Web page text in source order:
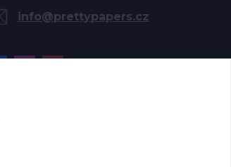
info@prettypapers.cz